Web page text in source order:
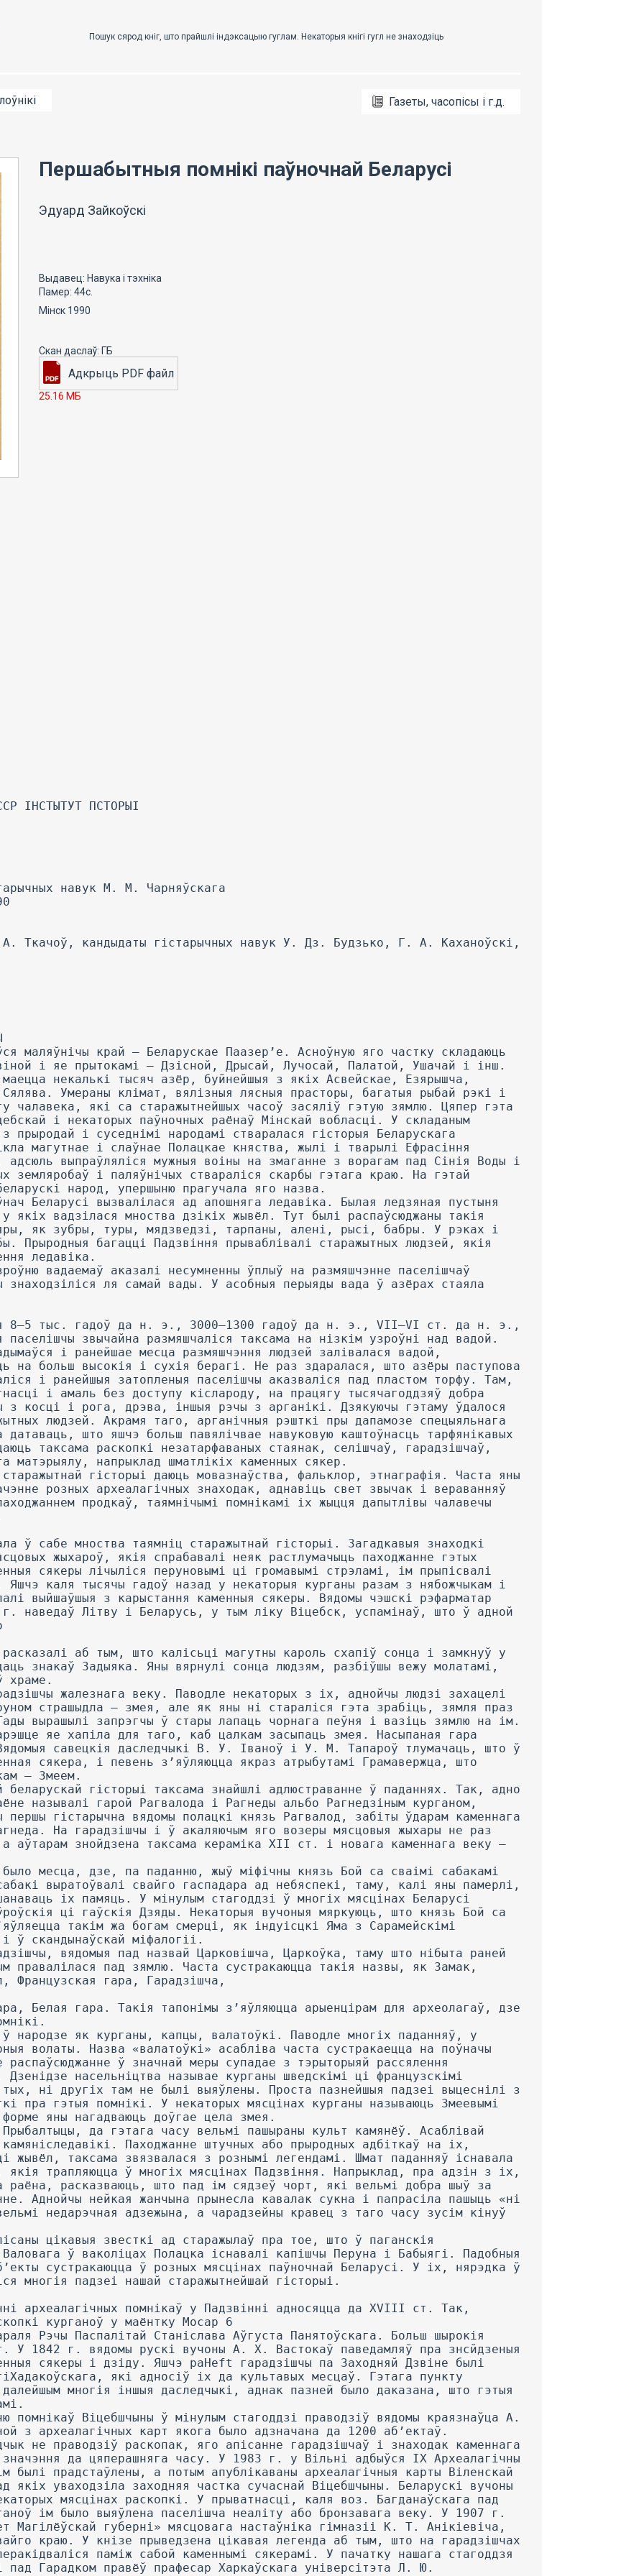
Газеты, часопісы і г.д.
Першабытныя помнікі паўночнай Беларусі
Эдуард Зайкоўскі
Выдавец: Навука і тэхніка
Памер: 44с.
Мінск 1990
25.16 МБ